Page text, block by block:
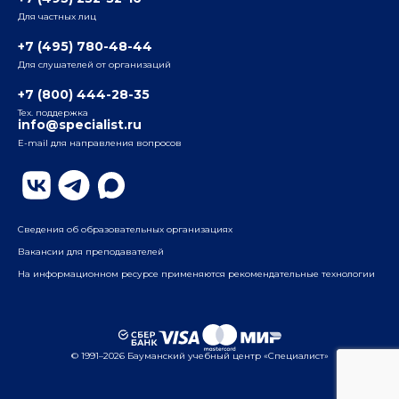
Радио
ул. Радио, д.24, корпус 1, 2-й подъезд, 2-й этаж
ул. Воронцовская, д. 35Б, корп.2, 5-й этаж
Бауманский
ул. Бауманская, д. 6, стр. 2, бизнес-центр «Виктория
Плаза», 4-й этаж
Для частных лиц
+7 (495) 780-48-44
Для слушателей от организаций
+7 (800) 444-28-35
Тех. поддержка
info@specialist.ru
E-mail для направления вопросов
Сведения об образовательных организациях
Вакансии для преподавателей
На информационном ресурсе применяются рекомендательные технологии
© 1991–2026 Бауманский учебный центр «Специалист»